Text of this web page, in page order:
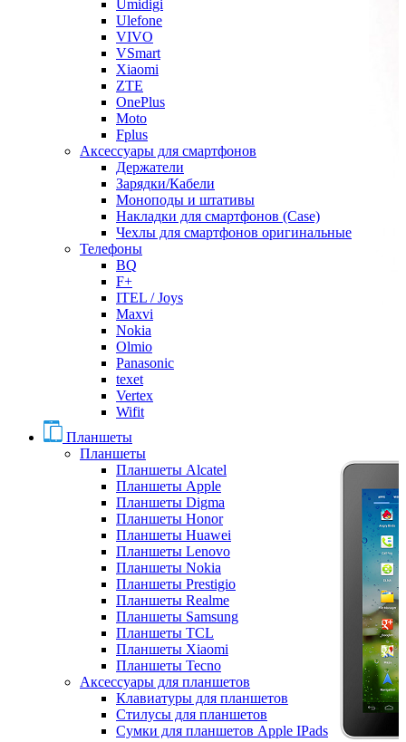
Umidigi
Ulefone
VIVO
VSmart
Xiaomi
ZTE
OnePlus
Moto
Fplus
Аксессуары для смартфонов
Держатели
Зарядки/Кабели
Моноподы и штативы
Накладки для смартфонов (Case)
Чехлы для смартфонов оригинальные
Телефоны
BQ
F+
ITEL / Joys
Maxvi
Nokia
Olmio
Panasonic
texet
Vertex
Wifit
Планшеты
Планшеты
Планшеты Alcatel
Планшеты Apple
Планшеты Digma
Планшеты Honor
Планшеты Huawei
Планшеты Lenovo
Планшеты Nokia
Планшеты Prestigio
Планшеты Realme
Планшеты Samsung
Планшеты TCL
Планшеты Xiaomi
Планшеты Tecno
Аксессуары для планшетов
Клавиатуры для планшетов
Стилусы для планшетов
Сумки для планшетов Apple IPads